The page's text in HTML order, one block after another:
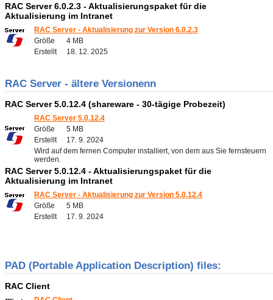
RAC Server 6.0.2.3 - Aktualisierungspaket für die
Aktualisierung im Intranet
RAC Server - Aktualisierung zur Version 6.0.2.3
Größe
4 MB
Erstellt
18. 12. 2025
RAC Server - ältere Versionenn
RAC Server 5.0.12.4 (shareware - 30-tägige Probezeit)
RAC Server 5.0.12.4
Größe
5 MB
Erstellt
17. 9. 2024
Wird auf dem fernen Computer installiert, von dem aus Sie fernsteuern
werden.
RAC Server 5.0.12.4 - Aktualisierungspaket für die
Aktualisierung im Intranet
RAC Server - Aktualisierung zur Version 5.0.12.4
Größe
5 MB
Erstellt
17. 9. 2024
PAD (Portable Application Description) files:
RAC Client